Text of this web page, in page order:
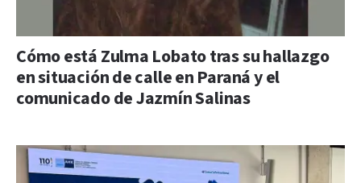
Cómo está Zulma Lobato tras su hallazgo
en situación de calle en Paraná y el
comunicado de Jazmín Salinas